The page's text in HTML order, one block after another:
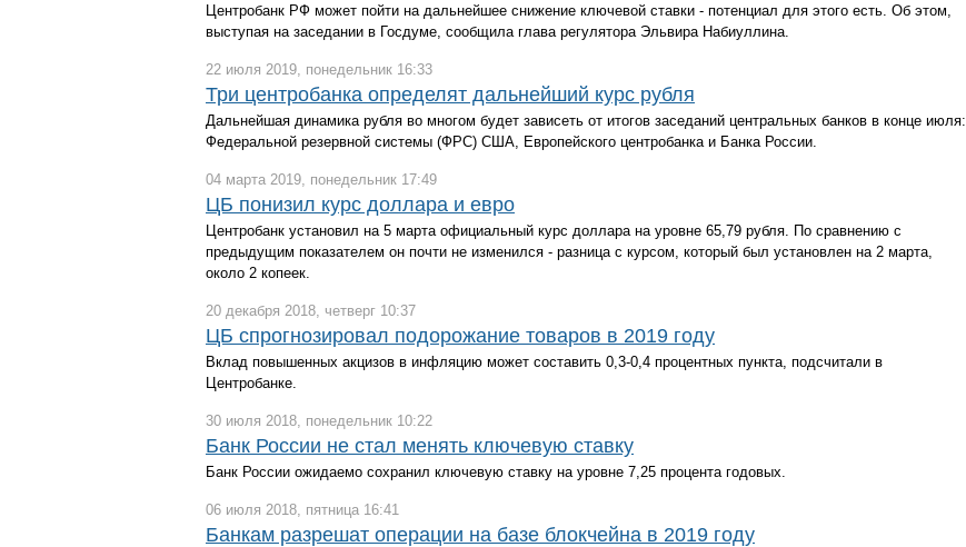
Центробанк РФ может пойти на дальнейшее снижение ключевой ставки - потенциал для этого есть. Об этом,
выступая на заседании в Госдуме, сообщила глава регулятора Эльвира Набиуллина.
22 июля 2019, понедельник 16:33
Три центробанка определят дальнейший курс рубля
Дальнейшая динамика рубля во многом будет зависеть от итогов заседаний центральных банков в конце июля:
Федеральной резервной системы (ФРС) США, Европейского центробанка и Банка России.
04 марта 2019, понедельник 17:49
ЦБ понизил курс доллара и евро
Центробанк установил на 5 марта официальный курс доллара на уровне 65,79 рубля. По сравнению с
предыдущим показателем он почти не изменился - разница с курсом, который был установлен на 2 марта,
около 2 копеек.
20 декабря 2018, четверг 10:37
ЦБ спрогнозировал подорожание товаров в 2019 году
Вклад повышенных акцизов в инфляцию может составить 0,3-0,4 процентных пункта, подсчитали в
Центробанке.
30 июля 2018, понедельник 10:22
Банк России не стал менять ключевую ставку
Банк России ожидаемо сохранил ключевую ставку на уровне 7,25 процента годовых.
06 июля 2018, пятница 16:41
Банкам разрешат операции на базе блокчейна в 2019 году